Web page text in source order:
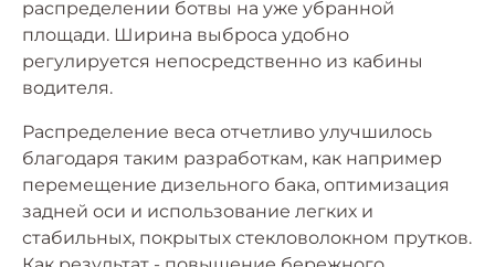
распределении ботвы на уже убранной
площади. Ширина выброса удобно
регулируется непосредственно из кабины
водителя.
Распределение веса отчетливо улучшилось
благодаря таким разработкам, как например
перемещение дизельного бака, оптимизация
задней оси и использование легких и
стабильных, покрытых стекловолокном прутков.